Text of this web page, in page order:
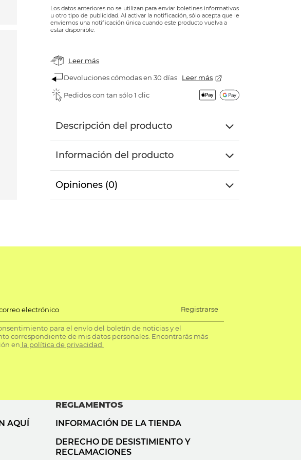
Los datos anteriores no se utilizan para enviar boletines informativos
u otro tipo de publicidad. Al activar la notificación, sólo acepta que le
enviemos una notificación única cuando este producto vuelva a
estar disponible.
Leer más
Devoluciones cómodas en 30 días Leer más
Pedidos con tan sólo 1 clic
Descripción del producto
Información del producto
Opiniones (0)
electrónico Registrarse
para el envío del boletín de noticias y el
correspondiente de mis datos personales. Encontrarás más
en la política de privacidad.
AQUÍ
REGLAMENTOS
INFORMACIÓN DE LA TIENDA
DERECHO DE DESISTIMIENTO Y
RECLAMACIONES